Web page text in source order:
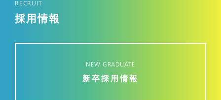
採用情報
RECRUIT
NEW GRADUATE
新卒採用情報